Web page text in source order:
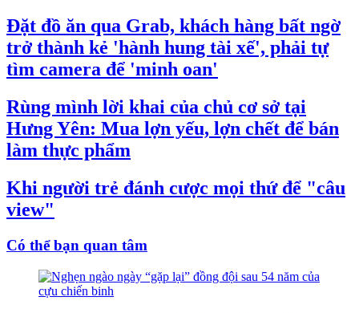
Đặt đồ ăn qua Grab, khách hàng bất ngờ
trở thành kẻ 'hành hung tài xế', phải tự
tìm camera để 'minh oan'
Rùng mình lời khai của chủ cơ sở tại
Hưng Yên: Mua lợn yếu, lợn chết để bán
làm thực phẩm
Khi người trẻ đánh cược mọi thứ để "câu
view"
Có thể bạn quan tâm